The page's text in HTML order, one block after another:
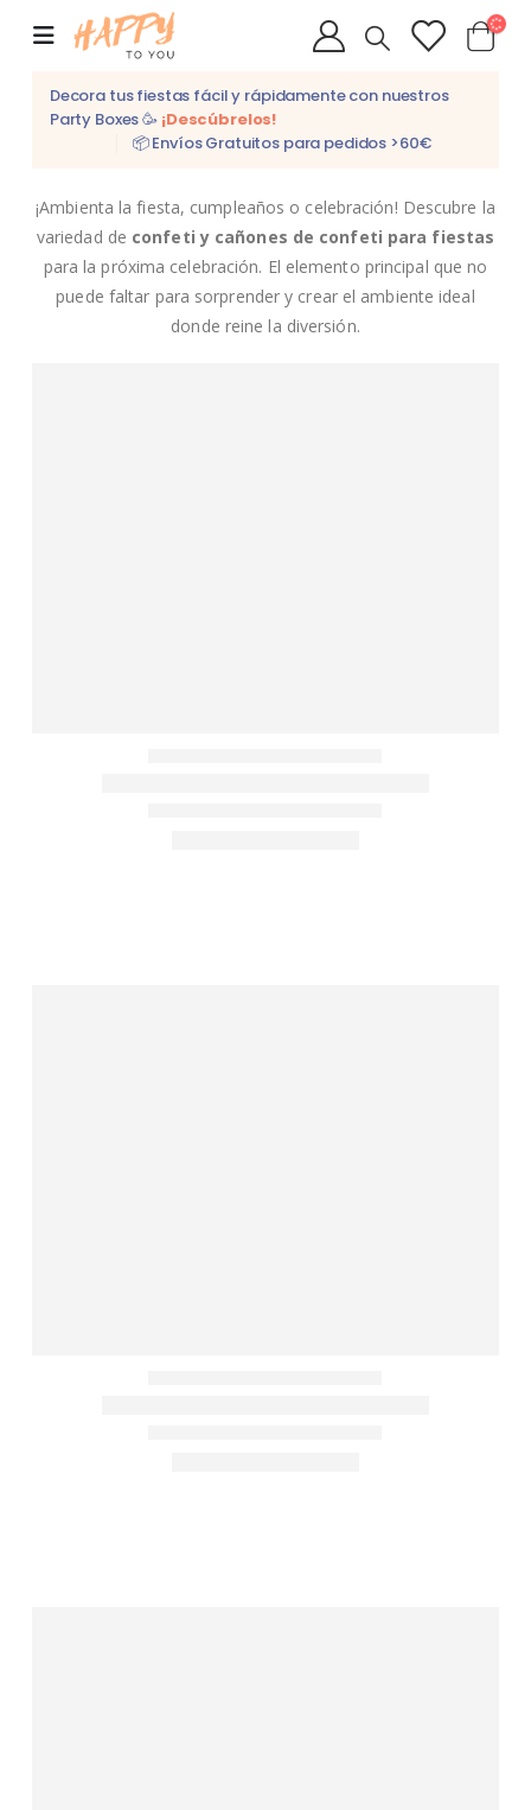
Decora tus fiestas fácil y rápidamente con nuestros
Party Boxes 🥳 ¡Descúbrelos!
📦 Envíos Gratuitos para pedidos >60€
¡Ambienta la fiesta, cumpleaños o celebración! Descubre la
variedad de confeti y cañones de confeti para fiestas
para la próxima celebración. El elemento principal que no
puede faltar para sorprender y crear el ambiente ideal
donde reine la diversión.